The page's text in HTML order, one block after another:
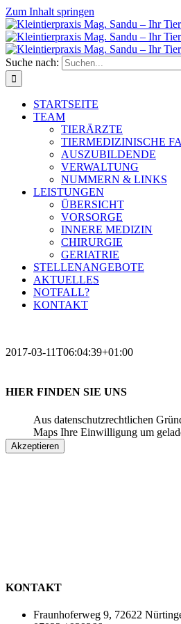
Zum Inhalt springen
Suche nach:
STARTSEITE
TEAM
TIERÄRZTE
TIERMEDIZINISCHE
AUSZUBILDENDE
VERWALTUNG
NUMMERN & LINKS
LEISTUNGEN
ÜBERSICHT
VORSORGE
INNERE MEDIZIN
CHIRURGIE
GERIATRIE
STELLENANGEBOTE
AKTUELLES
NOTFALL?
KONTAKT
2017-03-11T06:04:39+01:00
HIER FINDEN SIE UNS
Aus datenschutzrechtlichen
Maps Ihre Einwilligung um
Akzeptieren
KONTAKT
Fraunhoferweg 9, 72622